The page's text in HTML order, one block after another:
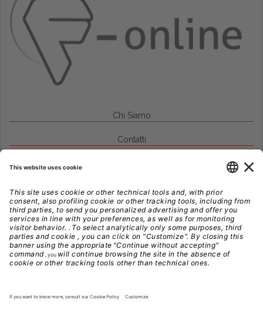
Chi Siamo
Contatti
Note Legali
Privacy
Gestione Cookie